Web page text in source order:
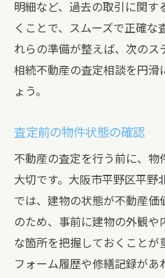
明細など、過去の取引に関す
くことで、スムーズで正確な
れらの準備が整えば、次のス
相続不動産の査定相談を円滑
ょう。
査定前の物件状態の確認
不動産の査定を行う前に、物
大切です。大阪市平野区平野
では、建物の状態が不動産価
のため、事前に建物の外観
な箇所を把握しておくことが
フォーム履歴や修繕記録が